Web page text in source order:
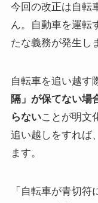
今回の改正は自転
ん。自動車を運転
たな義務が発生し
自転車を追い越す
隔」が保てない場
らないことが明文
追い越しをすれば
ます。
「自転車が青切